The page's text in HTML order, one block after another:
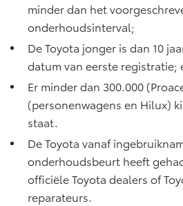
Vanaf € 46.301,-
Land Cruiser (excl. BTW)
minder dan het
onderhoudsinterval;
De Toyota jonger is dan 10
datum van eerste registratie;
Er minder dan 300.000
(personenwagens en Hilux)
staat.
De Toyota vanaf
onderhoudsbeurt heeft
officiële Toyota dealers of
reparateurs.